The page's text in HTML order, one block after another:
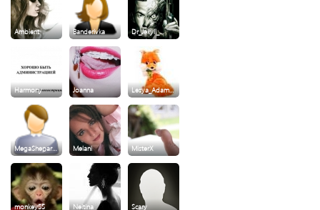
Ambient Banderivka Dr_Jekyll_…
Harmony Joanna Lesya_Adam…
MegaShepar… Melani MisterX
monkey55 Neitina Scary